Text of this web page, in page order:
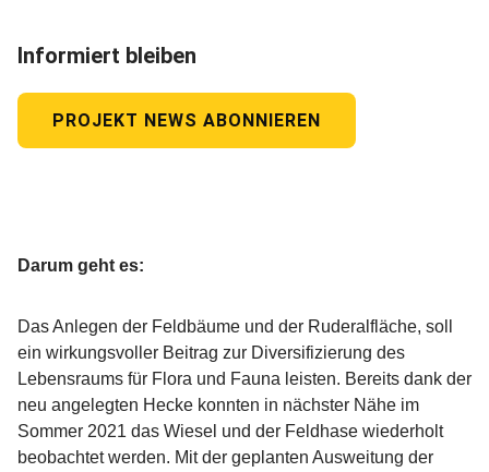
Darum geht es:
Das Anlegen der Feldbäume und der Ruderalfläche, soll
ein wirkungsvoller Beitrag zur Diversifizierung des
Lebensraums für Flora und Fauna leisten. Bereits dank der
neu angelegten Hecke konnten in nächster Nähe im
Sommer 2021 das Wiesel und der Feldhase wiederholt
beobachtet werden. Mit der geplanten Ausweitung der
Informiert bleiben
PROJEKT NEWS ABONNIEREN